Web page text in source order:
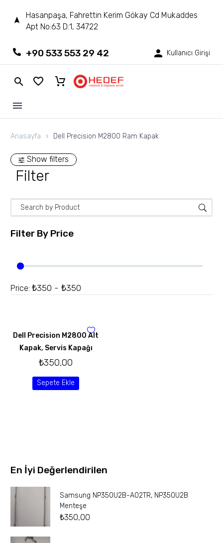
Hasanpaşa, Fahrettin Kerim Gökay Cd Mukaddes
Apt No:63 D:1, 34722
+90 533 553 29 42 Kullanıcı Girişi
Anasayfa Dell Precision M2800 Ram Kapak
Show filters
Filter
Filter By Price
Price: ₺350 - ₺350
Dell Precision M2800 Alt
Kapak, Servis Kapağı
₺350,00
Sepete Ekle
En İyi Değerlendirilen
Samsung NP350U2B-A02TR, NP350U2B
Menteşe
₺350,00